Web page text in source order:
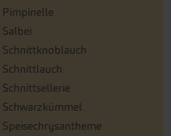
Pimpinelle
Salbei
Schnittknoblauch
Schnittlauch
Schnittsellerie
Schwarzkümmel
Speisechrysantheme